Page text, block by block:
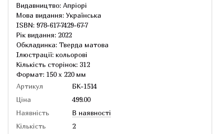
Видавництво: Апріорі
Мова видання: Українська
ISBN: 978-617-7429-67-7
Рік видання: 2022
Обкладинка: Тверда матова
Ілюстрації: кольорові
Кількість сторінок: 312
Формат: 150 х 220 мм
Артикул
БК-1514
Ціна
499.00
Наявність
В наявності
Кількість
2